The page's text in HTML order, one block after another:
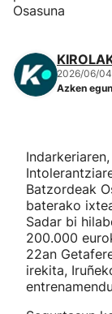
Osasuna
2026/06/
Azken
Batzordeak
baterako
Sadar bi
200.000
22an
irekita,